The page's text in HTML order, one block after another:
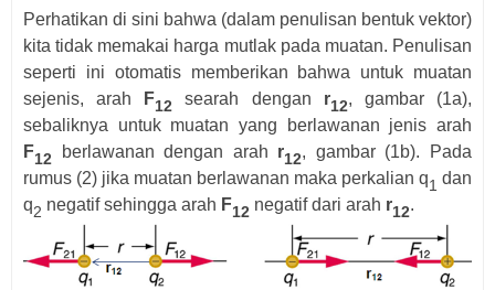
Perhatikan di sini bahwa (dalam penulisan bentuk vektor)
kita tidak memakai harga mutlak pada muatan. Penulisan
seperti ini otomatis memberikan bahwa untuk muatan
sejenis, arah
F12 searah dengan r12, gambar (1a),
sebaliknya untuk muatan yang berlawanan jenis arah
F12 berlawanan dengan arah r12, gambar (1b). Pada
rumus (2) jika muatan berlawanan maka perkalian q1 dan
q2 negatif sehingga arah F12 negatif dari arah r12.